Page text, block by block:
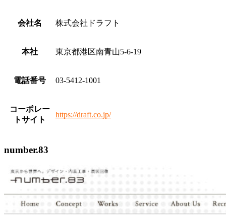
会社名 株式会社ドラフト
本社 東京都港区南青山5-6-19
電話番号 03-5412-1001
コーポレー
トサイト
https://draft.co.jp/
number.83